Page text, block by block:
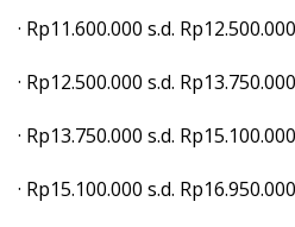
· Rp11.600.000 s.d.
· Rp12.500.000 s.d.
· Rp13.750.000 s.d.
· Rp15.100.000 s.d.